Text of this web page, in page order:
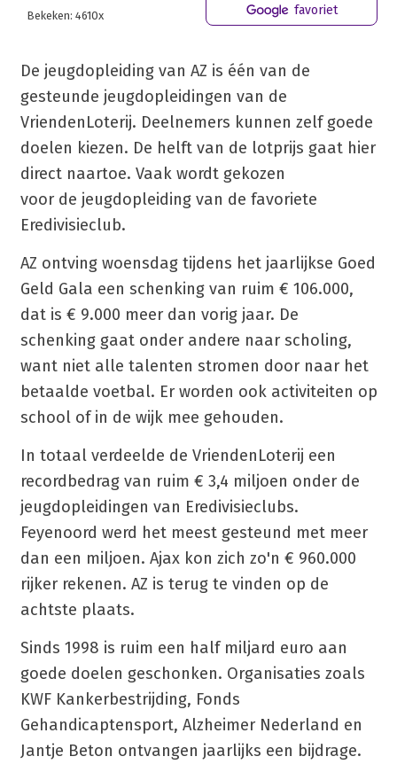
Bekeken: 4610x
favoriet
De jeugdopleiding van AZ is één van de
gesteunde jeugdopleidingen van de
VriendenLoterij. Deelnemers kunnen zelf goede
doelen kiezen. De helft van de lotprijs gaat hier
direct naartoe. Vaak wordt gekozen
voor de jeugdopleiding van de favoriete
Eredivisieclub.
AZ ontving woensdag tijdens het jaarlijkse Goed
Geld Gala een schenking van ruim € 106.000,
dat is € 9.000 meer dan vorig jaar. De
schenking gaat onder andere naar scholing,
want niet alle talenten stromen door naar het
betaalde voetbal. Er worden ook activiteiten op
school of in de wijk mee gehouden.
In totaal verdeelde de VriendenLoterij een
recordbedrag van ruim € 3,4 miljoen onder de
jeugdopleidingen van Eredivisieclubs.
Feyenoord werd het meest gesteund met meer
dan een miljoen. Ajax kon zich zo'n € 960.000
rijker rekenen. AZ is terug te vinden op de
achtste plaats.
Sinds 1998 is ruim een half miljard euro aan
goede doelen geschonken. Organisaties zoals
KWF Kankerbestrijding, Fonds
Gehandicaptensport, Alzheimer Nederland en
Jantje Beton ontvangen jaarlijks een bijdrage.